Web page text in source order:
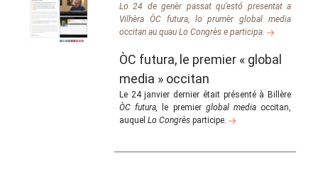
Lo 24 de genèr passat qu'estó presentat a
Vilhèra ÒC futura, lo prumèr global media
occitan au quau Lo Congrès e participa.
ÒC futura, le premier « global
media » occitan
Le 24 janvier dernier était présenté à Billère
ÒC futura, le premier global mediaoccitan,
auquel Lo Congrès participe.